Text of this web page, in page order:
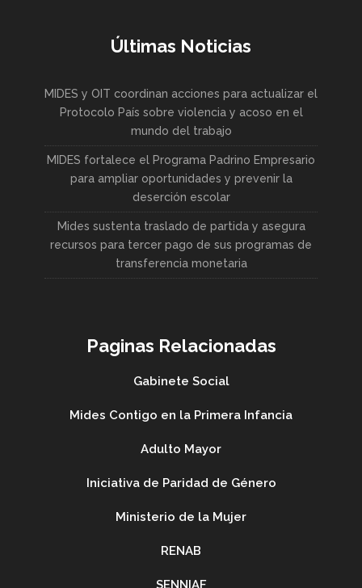
Últimas Noticias
MIDES y OIT coordinan acciones para actualizar el
Protocolo País sobre violencia y acoso en el
mundo del trabajo
MIDES fortalece el Programa Padrino Empresario
para ampliar oportunidades y prevenir la
deserción escolar
Mides sustenta traslado de partida y asegura
recursos para tercer pago de sus programas de
transferencia monetaria
Paginas Relacionadas
Gabinete Social
Mides Contigo en la Primera Infancia
Adulto Mayor
Iniciativa de Paridad de Género
Ministerio de la Mujer
RENAB